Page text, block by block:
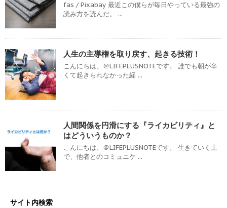
fas / Pixabay 最近この僕らが毎日やっている最強の
読み方を読んだ。 ...
人生の主導権を取り戻す、起きる技術！
こんにちは、＠LIFEPLUSNOTEです。 誰でも朝が辛
くて起きられなかった経 ...
人間関係を円滑にする『ライカビリティ』と
はどういうものか？
こんにちは、＠LIFEPLUSNOTEです。 生きていく上
で、他者とのコミュニケ ...
サイト内検索